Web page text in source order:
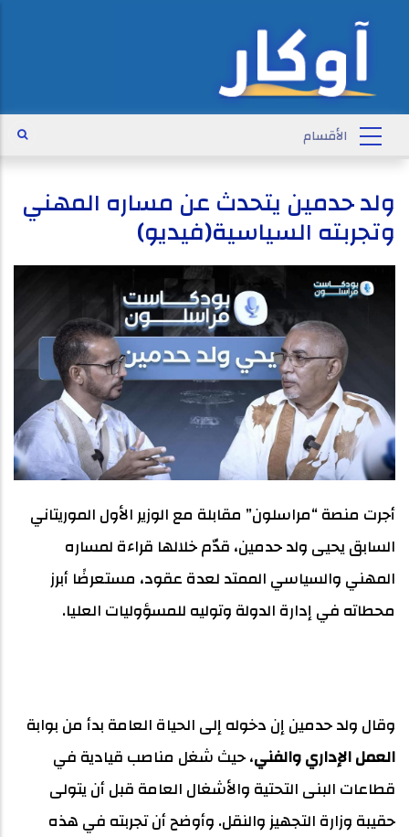
ولد حدمين يتحدث عن مساره المهني
وتجربته السياسية(فيديو)
أجرت منصة “مراسلون” مقابلة مع الوزير الأول الموريتاني
السابق يحيى ولد حدمين، قدّم خلالها قراءة لمساره
المهني والسياسي الممتد لعدة عقود، مستعرضًا أبرز
محطاته في إدارة الدولة وتوليه للمسؤوليات العليا.
وقال ولد حدمين إن دخوله إلى الحياة العامة بدأ من بوابة
العمل الإداري والفني، حيث شغل مناصب قيادية في
قطاعات البنى التحتية والأشغال العامة قبل أن يتولى
حقيبة وزارة التجهيز والنقل. وأوضح أن تجربته في هذه